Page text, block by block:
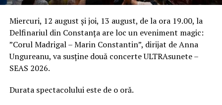
Miercuri, 12 august și joi, 13 august, de la ora 19.00, la
Delfinariul din Constanța are loc un eveniment magic:
”Corul Madrigal – Marin Constantin”, dirijat de Anna
Ungureanu, va susține două concerte ULTRAsunete –
SEAS 2026.
Durata spectacolului este de o oră.